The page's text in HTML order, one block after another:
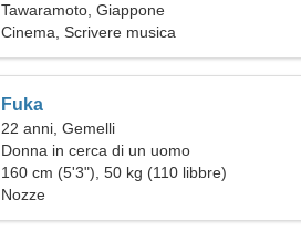
Tawaramoto, Giappone
Cinema, Scrivere musica
Fuka
22 anni, Gemelli
Donna in cerca di un uomo
160 cm (5'3"), 50 kg (110 libbre)
Nozze